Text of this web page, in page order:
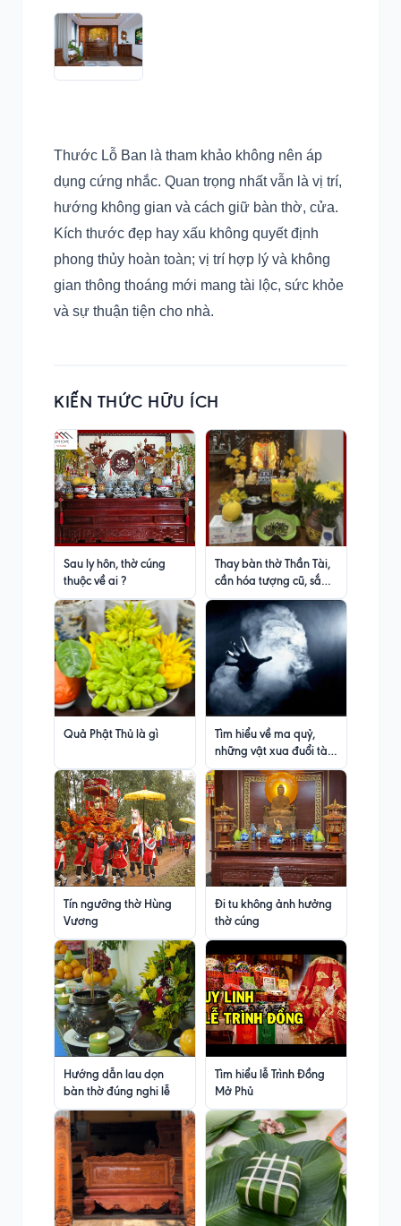
Thước Lỗ Ban là tham khảo không nên áp
dụng cứng nhắc. Quan trọng nhất vẫn là vị trí,
hướng không gian và cách giữ bàn thờ, cửa.
Kích thước đẹp hay xấu không quyết định
phong thủy hoàn toàn; vị trí hợp lý và không
gian thông thoáng mới mang tài lộc, sức khỏe
và sự thuận tiện cho nhà.
KIẾN THỨC HỮU ÍCH
Sau ly hôn, thờ cúng
thuộc về ai ?
Thay bàn thờ Thần Tài,
cần hóa tượng cũ, sắp
xếp bát hương cân đối
Quả Phật Thủ là gì
Tìm hiểu về ma quỷ,
những vật xua đuổi tà
khí
Tín ngưỡng thờ Hùng
Vương
Đi tu không ảnh hưởng
thờ cúng
Hướng dẫn lau dọn
bàn thờ đúng nghi lễ
Tìm hiểu lễ Trình Đồng
Mở Phủ